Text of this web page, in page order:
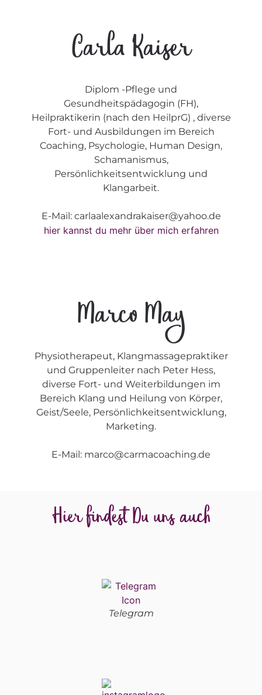
Carla Kaiser
Diplom -Pflege und
Gesundheitspädagogin (FH),
Heilpraktikerin (nach den HeilprG) , diverse
Fort- und Ausbildungen im Bereich
Coaching, Psychologie, Human Design,
Schamanismus,
Persönlichkeitsentwicklung und
Klangarbeit.
E-Mail: carlaalexandrakaiser@yahoo.de
hier kannst du mehr über mich erfahren
Marco May
Physiotherapeut, Klangmassagepraktiker
und Gruppenleiter nach Peter Hess,
diverse Fort- und Weiterbildungen im
Bereich Klang und Heilung von Körper,
Geist/Seele, Persönlichkeitsentwicklung,
Marketing.
E-Mail: marco@carmacoaching.de
Hier findest Du uns auch
Telegram